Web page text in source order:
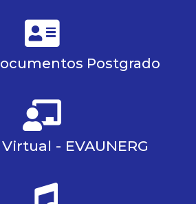
Postgrado
- EVAUNERG